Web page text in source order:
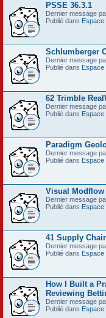
PSSE 36.3.1
Dernier message
Publié dans Espace
Schlumberger
Dernier message
Publié dans Espace
62 Trimble
Dernier message
Publié dans Espace
Paradigm
Dernier message
Publié dans Espace
Visual Modflow
Dernier message
Publié dans Espace
41 Supply
Dernier message
Publié dans Espace
How I Built a
Reviewing
Dernier message
Publié dans Espace